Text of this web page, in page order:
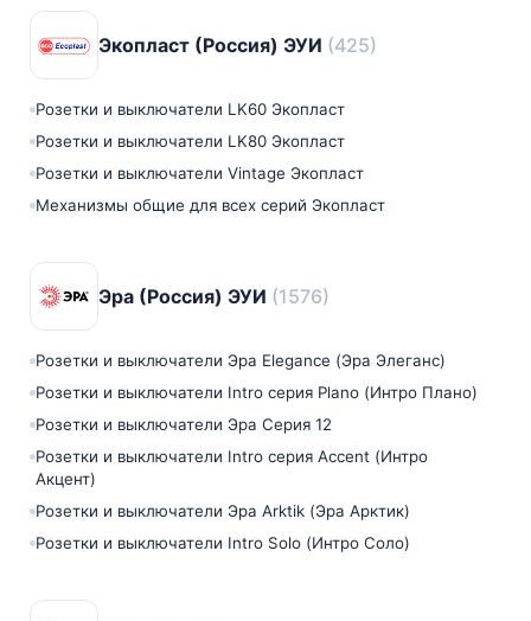
Экопласт (Россия) ЭУИ (425)
Розетки и выключатели LK60 Экопласт
Розетки и выключатели LK80 Экопласт
Розетки и выключатели Vintage Экопласт
Механизмы общие для всех серий Экопласт
Эра (Россия) ЭУИ (1576)
Розетки и выключатели Эра Elegance (Эра Элеганс)
Розетки и выключатели Intro серия Plano (Интро Плано)
Розетки и выключатели Эра Серия 12
Розетки и выключатели Intro серия Accent (Интро
Акцент)
Розетки и выключатели Эра Arktik (Эра Арктик)
Розетки и выключатели Intro Solo (Интро Соло)